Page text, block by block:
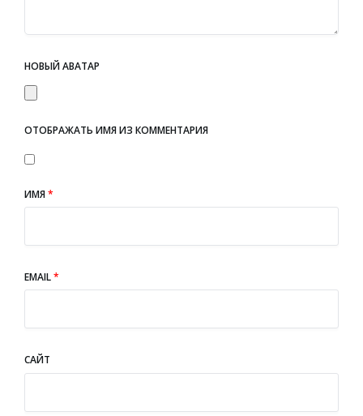
НОВЫЙ АВАТАР
ОТОБРАЖАТЬ ИМЯ ИЗ КОММЕНТАРИЯ
ИМЯ*
EMAIL*
САЙТ